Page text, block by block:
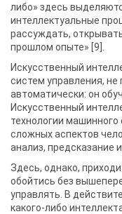
либо» здесь
интеллектуальные
рассуждать,
прошлом опыте» [9].
Искусственный
систем управления,
автоматически: он
Искусственный
технологии
сложных аспектов
анализ, предсказание
Здесь, однако,
обойтись без
управлять. В
какого-либо